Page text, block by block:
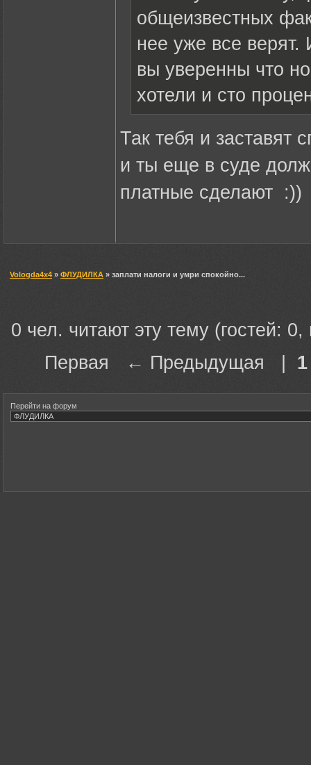
общеизвестных
нее уже все верят.
вы уверенны что
хотели и сто
Так тебя и заставят
и ты еще в суде
платные сделают :))
Vologda4x4 » ФЛУДИЛКА » заплати налоги и умри спокойно...
0 чел. читают эту тему (гостей:
Первая ← Предыдущая | 1
Перейти на форум